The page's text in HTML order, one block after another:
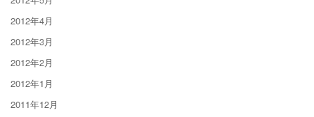
2012年4月
2012年3月
2012年2月
2012年1月
2011年12月